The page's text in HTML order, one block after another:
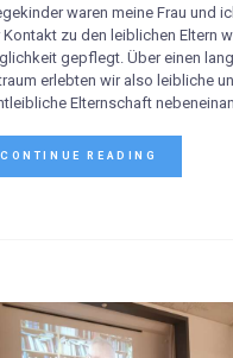
waren meine Frau und
Kontakt zu den leiblichen Eltern
gepflegt. Über einen
erlebten wir also leibliche
Elternschaft
CONTINUE READING